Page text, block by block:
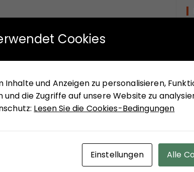
Cookies
Inhalte und Anzeigen zu personalisieren,
und die Zugriffe auf unsere Website zu
Lesen Sie die Cookies-Bedingungen
Einstellungen Alle